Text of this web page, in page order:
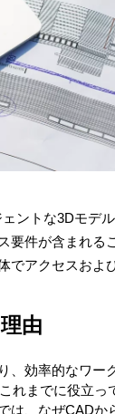
ントな3Dモデ
要件が含まれ
でアクセスおよ
由
、効率的なワー
れまでに役立っ
は、なぜCAD